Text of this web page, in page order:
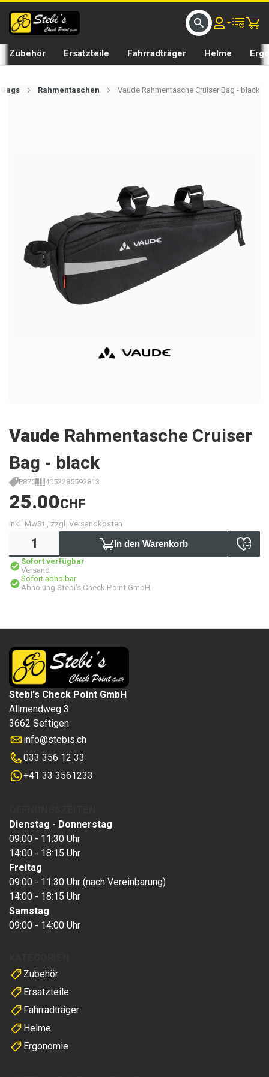
Zubehör Ersatzteile Fahrradträger Helme
Rahmentaschen Vaude Rahmentasche Cruiser Bag - black
Vaude Rahmentasche Cruiser
Bag - black
P870 4052285592813
25.00CHF
inkl. MwSt., zzgl. Versandkosten
In den Warenkorb
Sofort verfügbar
Versand
Sofort abholbar
Abholung Stebi's Check Point GmbH
Stebi's Check Point GmbH
Allmendweg 3
3662 Seftigen
info@stebis.ch
033 356 12 33
+41 33 3561233
Zubehör
Ersatzteile
Fahrradträger
Helme
Ergonomie
Dienstag - Donnerstag
09:00 - 11:30 Uhr
14:00 - 18:15 Uhr
Freitag
09:00 - 11:30 Uhr (nach Vereinbarung)
14:00 - 18:15 Uhr
Samstag
09:00 - 14:00 Uhr